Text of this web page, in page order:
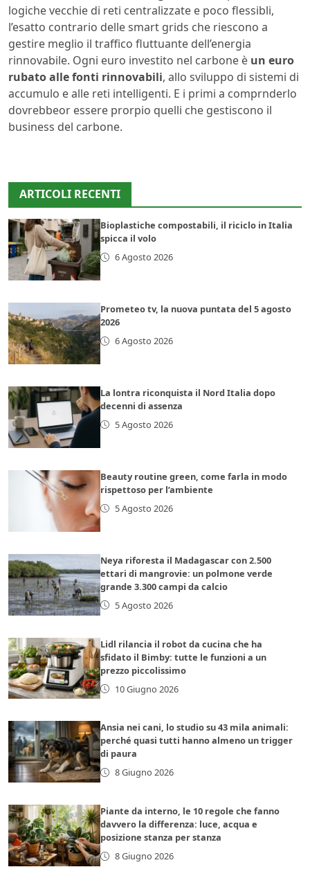
logiche vecchie di reti centralizzate e poco flessibli,
l’esatto contrario delle smart grids che riescono a
gestire meglio il traffico fluttuante dell’energia
rinnovabile. Ogni euro investito nel carbone è un euro
rubato alle fonti rinnovabili, allo sviluppo di sistemi di
accumulo e alle reti intelligenti. E i primi a comprnderlo
dovrebbeor essere prorpio quelli che gestiscono il
business del carbone.
ARTICOLI RECENTI
Bioplastiche compostabili, il riciclo in Italia
spicca il volo
6 Agosto 2026
Prometeo tv, la nuova puntata del 5 agosto
2026
6 Agosto 2026
La lontra riconquista il Nord Italia dopo
decenni di assenza
5 Agosto 2026
Beauty routine green, come farla in modo
rispettoso per l’ambiente
5 Agosto 2026
Neya riforesta il Madagascar con 2.500
ettari di mangrovie: un polmone verde
grande 3.300 campi da calcio
5 Agosto 2026
Lidl rilancia il robot da cucina che ha
sfidato il Bimby: tutte le funzioni a un
prezzo piccolissimo
10 Giugno 2026
Ansia nei cani, lo studio su 43 mila animali:
perché quasi tutti hanno almeno un trigger
di paura
8 Giugno 2026
Piante da interno, le 10 regole che fanno
davvero la differenza: luce, acqua e
posizione stanza per stanza
8 Giugno 2026